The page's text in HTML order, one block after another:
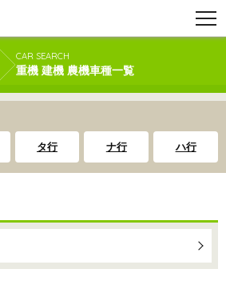
CAR SEARCH
重機 建機 農機車種一覧
タ行 ナ行 ハ行